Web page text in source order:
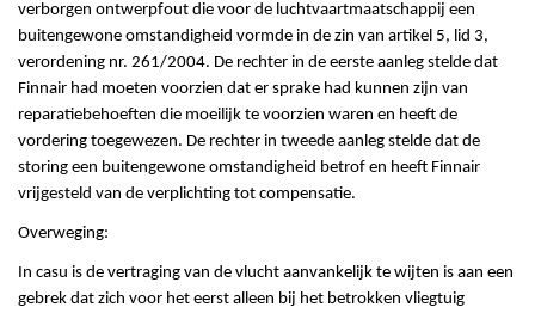
verborgen ontwerpfout die voor de luchtvaartmaatschappij een
buitengewone omstandigheid vormde in de zin van artikel 5, lid 3,
verordening nr. 261/2004. De rechter in de eerste aanleg stelde dat
Finnair had moeten voorzien dat er sprake had kunnen zijn van
reparatiebehoeften die moeilijk te voorzien waren en heeft de
vordering toegewezen. De rechter in tweede aanleg stelde dat de
storing een buitengewone omstandigheid betrof en heeft Finnair
vrijgesteld van de verplichting tot compensatie.
Overweging:
In casu is de vertraging van de vlucht aanvankelijk te wijten is aan een
gebrek dat zich voor het eerst alleen bij het betrokken vliegtuig